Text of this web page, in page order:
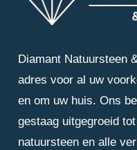
Diamant Natuursteen
adres voor al uw
en om uw huis. Ons
gestaag uitgegroeid
natuursteen en alle